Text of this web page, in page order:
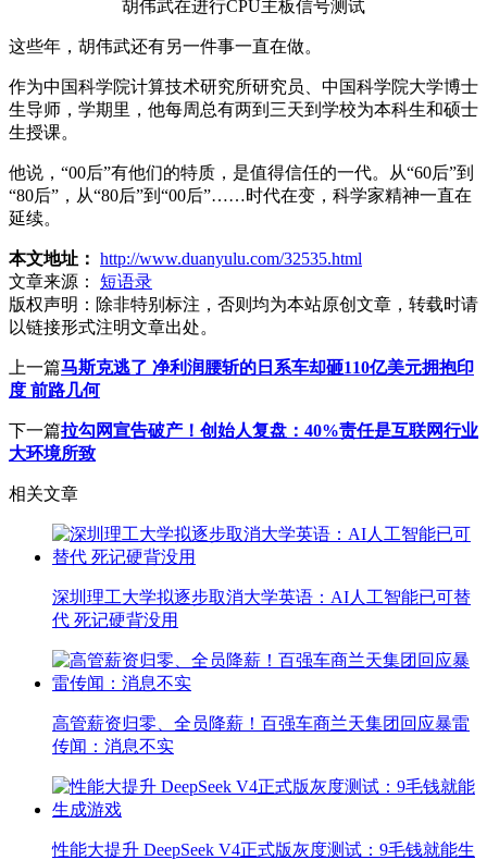
胡伟武在进行CPU主板信号测试
这些年，胡伟武还有另一件事一直在做。
作为中国科学院计算技术研究所研究员、中国科学院大学博士
生导师，学期里，他每周总有两到三天到学校为本科生和硕士
生授课。
他说，“00后”有他们的特质，是值得信任的一代。从“60后”到
“80后”，从“80后”到“00后”……时代在变，科学家精神一直在
延续。
本文地址： http://www.duanyulu.com/32535.html
文章来源：
短语录
版权声明： 除非特别标注，否则均为本站原创文章，转载时请
以链接形式注明文章出处。
上一篇马斯克逃了 净利润腰斩的日系车却砸110亿美元拥抱印
度 前路几何
下一篇拉勾网宣告破产！创始人复盘：40%责任是互联网行业
大环境所致
相关文章
深圳理工大学拟逐步取消大学英语：AI人工智能已可替
代 死记硬背没用
高管薪资归零、全员降薪！百强车商兰天集团回应暴雷
传闻：消息不实
性能大提升 DeepSeek V4正式版灰度测试：9毛钱就能生